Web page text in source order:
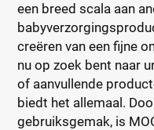
een breed scala aan
creëren van een fijne
nu op zoek bent naar
of aanvullende
biedt het allemaal.
gebruiksgemak, is